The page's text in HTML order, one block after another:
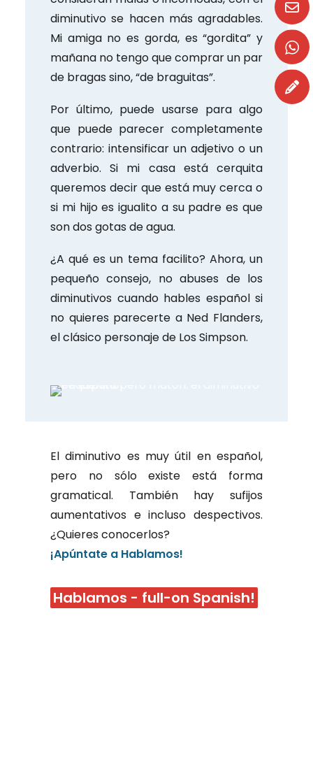
diminutivo se hacen más agradables.
Mi amiga no es gorda, es “gordita” y
mañana no tengo que comprar un par
de bragas sino, “de braguitas”.
Por último, puede usarse para algo
que puede parecer completamente
contrario: intensificar un adjetivo o un
adverbio. Si mi casa está cerquita
queremos decir que está muy cerca o
si mi hijo es igualito a su padre es que
son dos gotas de agua.
¿A qué es un tema facilito? Ahora, un
pequeño consejo, no abuses de los
diminutivos cuando hables español si
no quieres parecerte a Ned Flanders,
el clásico personaje de Los Simpson.
El diminutivo es muy útil en español,
pero no sólo existe está forma
gramatical. También hay sufijos
aumentativos e incluso despectivos.
¿Quieres conocerlos?
¡Apúntate a Hablamos!
Hablamos - full-on Spanish!